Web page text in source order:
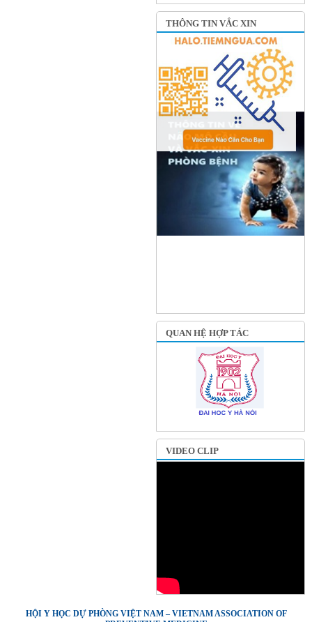
THÔNG TIN VẮC XIN
QUAN HỆ HỢP TÁC
VIDEO CLIP
HỘI Y HỌC DỰ PHÒNG VIỆT NAM – VIETNAM ASSOCIATION OF